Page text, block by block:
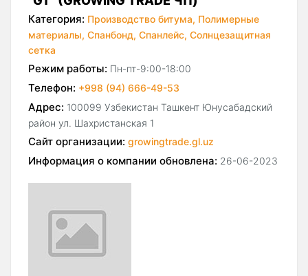
Категория: Производство битума, Полимерные
материалы, Спанбонд, Спанлейс, Солнцезащитная
сетка
Режим работы: Пн-пт-9:00-18:00
Телефон: +998 (94) 666-49-53
Адрес: 100099 Узбекистан Ташкент Юнусабадский
район ул. Шахристанская 1
Сайт организации: growingtrade.gl.uz
Информация о компании обновлена: 26-06-2023